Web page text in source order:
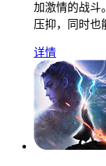
加激情的战斗
压抑，同时也
详情